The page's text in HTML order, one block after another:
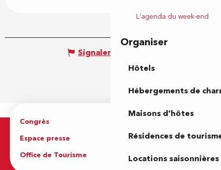
L'agenda du week-end
Organiser
Hôtels
Hébergements de
Maisons d'hôtes
Résidences de
Locations saisonnières
Signaler une erreur
Congrès
Espace presse
Brochures
Office de Tourisme